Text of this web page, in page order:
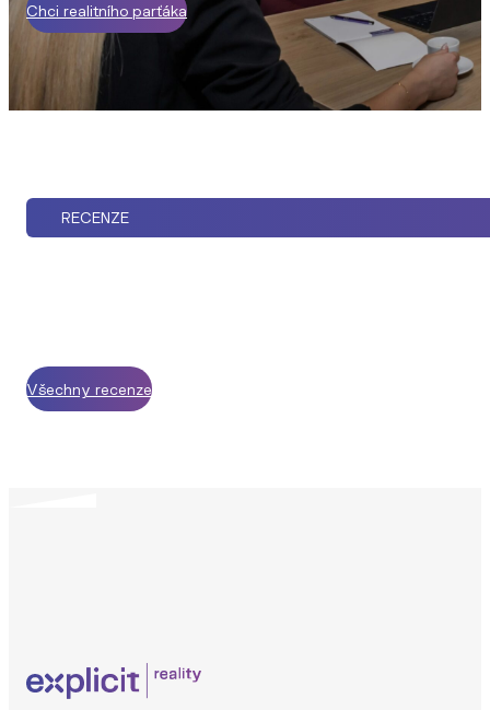
Chci realitního parťáka
RECENZE
Všechny recenze